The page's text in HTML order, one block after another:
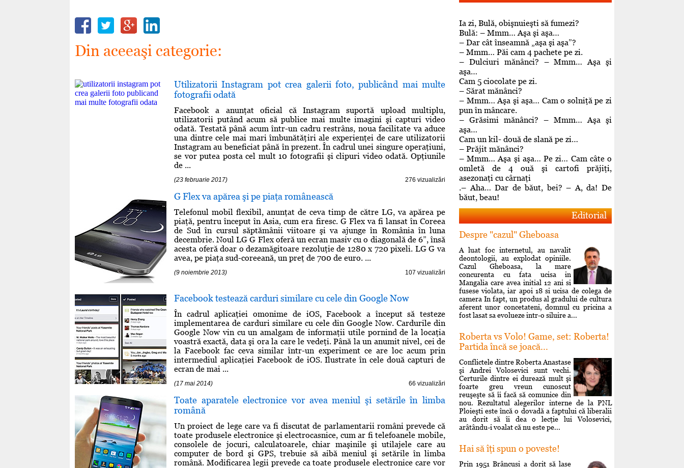
Din aceeaşi categorie:
Utilizatorii Instagram pot crea galerii foto, publicând mai multe
fotografii odată
Facebook a anunţat oficial că Instagram suportă upload multiplu,
utilizatorii putând acum să publice mai multe imagini şi capturi video
odată. Testată până acum într-un cadru restrâns, noua facilitate va aduce
una dintre cele mai mari îmbunătăţiri ale experienţei de care utilizatorii
Instagram au beneficiat până în prezent. În cadrul unei singure operaţiuni,
se vor putea posta cel mult 10 fotografii şi clipuri video odată. Opţiunile
de ...
(23 februarie 2017) 276 vizualizări
G Flex va apărea şi pe piaţa românească
Telefonul mobil flexibil, anunţat de ceva timp de către LG, va apărea pe
piaţă, pentru început în Asia, cum era firesc. G Flex va fi lansat în Coreea
de Sud în cursul săptămânii viitoare şi va ajunge în România în luna
decembrie. Noul LG G Flex oferă un ecran masiv cu o diagonală de 6”, însă
acesta oferă doar o dezamăgitoare rezoluţie de 1280 x 720 pixeli. LG G va
avea, pe piaţa sud-coreeană, un preţ de 700 de euro. ...
(9 noiembrie 2013) 107 vizualizări
Facebook testează carduri similare cu cele din Google Now
În cadrul aplicaţiei omonime de iOS, Facebook a început să testeze
implementarea de carduri similare cu cele din Google Now. Cardurile din
Google Now vin cu un amalgam de informaţii utile pornind de la locaţia
voastră exactă, data şi ora la care le vedeţi. Până la un anumit nivel, cei de
la Facebook fac ceva similar într-un experiment ce are loc acum prin
intermediul aplicaţiei Facebook de iOS. Ilustrate în cele două capturi de
ecran de mai ...
(17 mai 2014) 66 vizualizări
Toate aparatele electronice vor avea meniul şi setările în limba
română
Un proiect de lege care va fi discutat de parlamentarii români prevede că
toate produsele electronice şi electrocasnice, cum ar fi telefoanele mobile,
consolele de jocuri, calculatoarele, chiar maşinile şi utilajele care au
computer de bord şi GPS, trebuie să aibă meniul şi setările în limba
română. Modificarea legii prevede ca toate produsele electronice care vor
Ia zi, Bulă, obişnuieşti să fumezi?
Bulă: – Mmm… Aşa şi aşa…
– Dar cât înseamnă „aşa şi aşa”?
– Mmm… Păi cam 4 pachete pe zi.
– Dulciuri mănânci? – Mmm… Aşa şi
aşa…
Cam 5 ciocolate pe zi.
– Sărat mănânci?
– Mmm… Aşa şi aşa… Cam o solniţă pe zi
pun în mâncare.
– Grăsimi mănânci? – Mmm… Aşa şi
aşa…
Cam un kil- două de slană pe zi…
– Prăjit mănânci?
– Mmm… Aşa şi aşa… Pe zi… Cam câte o
omletă de 4 ouă şi cartofi prăjiţi,
asezonaţi cu cârnaţi
.– Aha… Dar de băut, bei? – A, da! De
băut, beau!
Editorial
Despre "cazul" Gheboasa
A luat foc internetul, au navalit
deontologii, au explodat opiniile.
Cazul Gheboasa, la mare
concurenta cu fata ucisa in
Mangalia care avea initial 12 ani si
fusese violata, iar apoi 18 si ucisa de colega de
camera In fapt, un produs al gradului de cultura
aferent unor concetateni, domnul cu pricina a
fost lasat sa evolueze intr-o siluire a...
Roberta vs Volo! Game, set: Roberta!
Partida încă se joacă...
Conflictele dintre Roberta Anastase
şi Andrei Volosevici sunt vechi.
Certurile dintre ei durează mult şi
foarte greu vreun cunoscut
reuşeşte să îi facă să comunice din
nou. Rezultatul alegerilor interne de la PNL
Ploieşti este încă o dovadă a faptului că liberalii
au dorit să îi dea o lecţie lui Volosevici,
arâtându-i voalat că nu este pe...
Hai să îţi spun o poveste!
Prin 1951 Brâncusi a dorit să lase